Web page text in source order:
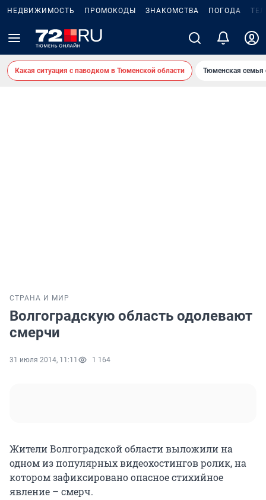
НЕДВИЖИМОСТЬ ПРОМОКОДЫ ЗНАКОМСТВА ПОГОДА
Какая ситуация с паводком в Тюменской области Тюменская семья
СТРАНА И МИР
Волгоградскую область одолевают
смерчи
31 июля 2014, 11:11 1 164
Жители Волгоградской области выложили на
одном из популярных видеохостингов ролик, на
котором зафиксировано опасное стихийное
явление – смерч.